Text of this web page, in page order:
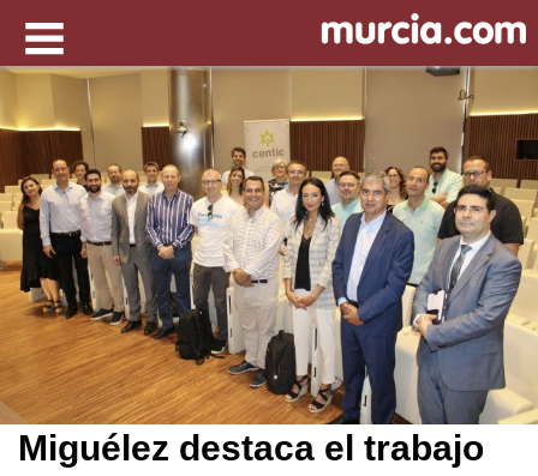
Miguélez destaca el trabajo